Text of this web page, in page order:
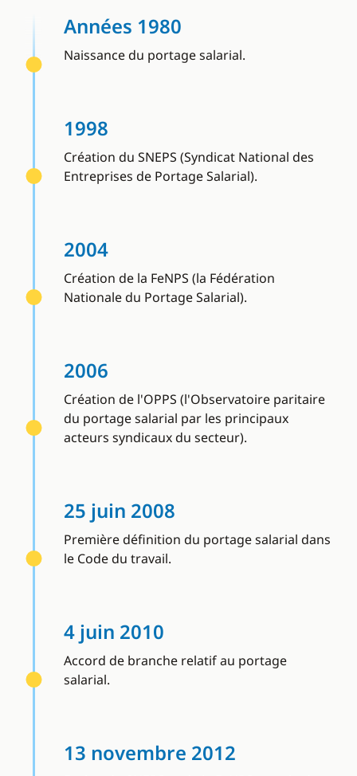
Années 1980
Naissance du portage salarial.
1998
Création du SNEPS (Syndicat National des
Entreprises de Portage Salarial).
2004
Création de la FeNPS (la Fédération
Nationale du Portage Salarial).
2006
Création de l'OPPS (l'Observatoire paritaire
du portage salarial par les principaux
acteurs syndicaux du secteur).
25 juin 2008
Première définition du portage salarial dans
le Code du travail.
4 juin 2010
Accord de branche relatif au portage
salarial.
13 novembre 2012